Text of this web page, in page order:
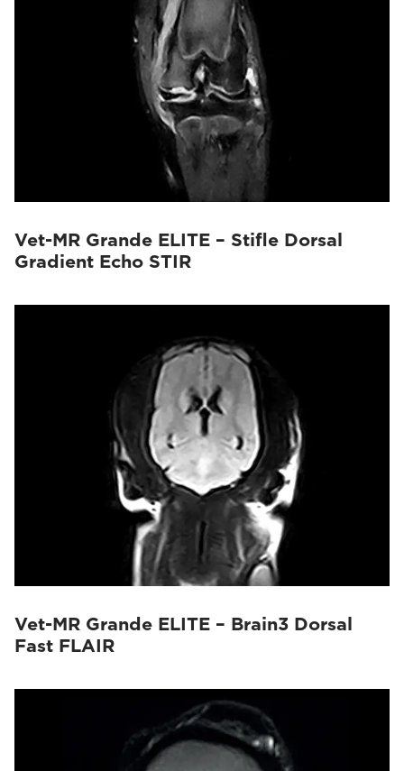
Vet-MR Grande ELITE – Stifle Dorsal
Gradient Echo STIR
Vet-MR Grande ELITE – Brain3 Dorsal
Fast FLAIR